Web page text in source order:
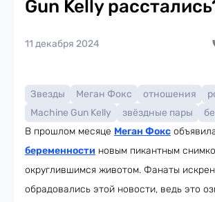
Gun Kelly
11 декабря 2024
Звезды Меган Фокс отношения
Machine Gun Kelly
звёздные пары
В прошлом месяце Меган Фокс
беременности новым пикантным
округлившимся животом. Фанаты
обрадовались этой новости, ведь это